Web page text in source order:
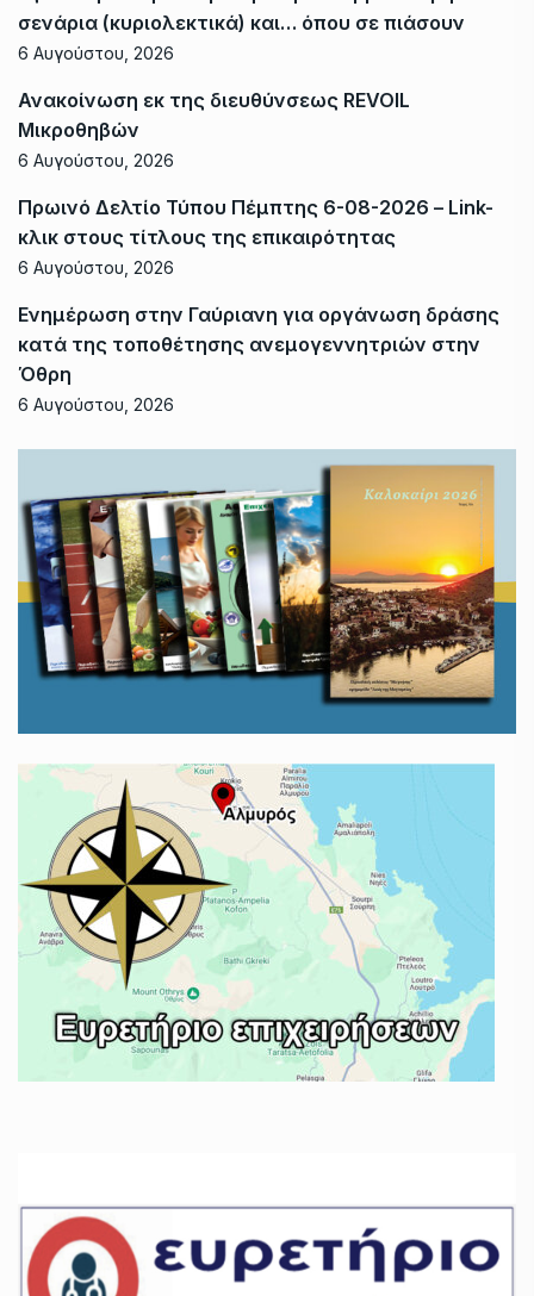
σενάρια (κυριολεκτικά) και… όπου σε πιάσουν
6 Αυγούστου, 2026
Ανακοίνωση εκ της διευθύνσεως REVOIL
Μικροθηβών
6 Αυγούστου, 2026
Πρωινό Δελτίο Τύπου Πέμπτης 6-08-2026 – Link-
κλικ στους τίτλους της επικαιρότητας
6 Αυγούστου, 2026
Ενημέρωση στην Γαύριανη για οργάνωση δράσης
κατά της τοποθέτησης ανεμογεννητριών στην
Όθρη
6 Αυγούστου, 2026